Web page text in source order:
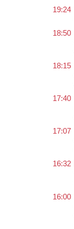
19:24
18:50
18:15
17:40
17:07
16:32
16:00